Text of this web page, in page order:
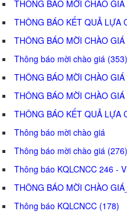
THÔNG BÁO MỜI CHÀO GIÁ
THÔNG BÁO KẾT QUẢ LỰA
THÔNG BÁO MỜI CHÀO GIÁ
Thông báo mời chào giá (353)
THÔNG BÁO MỜI CHÀO GIÁ
THÔNG BÁO MỜI CHÀO GIÁ
THÔNG BÁO KẾT QUẢ LỰA
Thông báo mời chào giá
Thông báo mời chào giá (276)
Thông báo KQLCNCC 246 -
THÔNG BÁO MỜI CHÀO
Thông báo KQLCNCC (178)